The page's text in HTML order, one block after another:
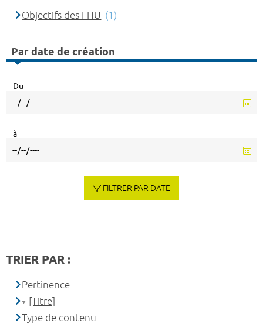
Objectifs des FHU (1)
Par date de création
Du
à
FILTRER PAR DATE
TRIER PAR :
Pertinence
[Titre]
Type de contenu